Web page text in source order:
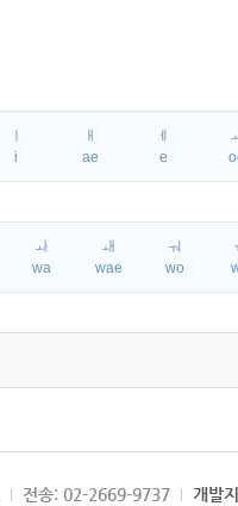
i
ㅐ
ae
ㅔ
e
ㅘ
wa
ㅙ
wae
ㅝ
wo
전송: 02-2669-9737 개발